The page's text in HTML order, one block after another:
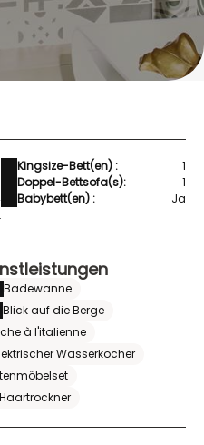
Kingsize-Bett(en) :
1
Doppel-Bettsofa(s):
1
Babybett(en) :
Ja
Badewanne
Blick auf die Berge
à l'italienne
Wasserkocher
Haartrockner